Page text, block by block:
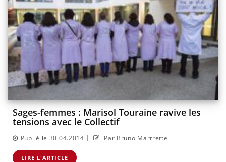
Sages-femmes : Marisol Touraine ravive les
tensions avec le Collectif
Publié le 30.04.2014 | Par Bruno Martrette
LIRE L'ARTICLE